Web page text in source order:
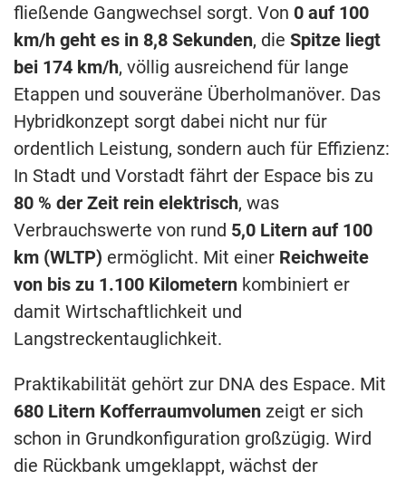
fließende Gangwechsel sorgt. Von 0 auf 100
km/h geht es in 8,8 Sekunden, die Spitze liegt
bei 174 km/h, völlig ausreichend für lange
Etappen und souveräne Überholmanöver. Das
Hybridkonzept sorgt dabei nicht nur für
ordentlich Leistung, sondern auch für Effizienz:
In Stadt und Vorstadt fährt der Espace bis zu
80 % der Zeit rein elektrisch, was
Verbrauchswerte von rund 5,0 Litern auf 100
km (WLTP) ermöglicht. Mit einer Reichweite
von bis zu 1.100 Kilometern kombiniert er
damit Wirtschaftlichkeit und
Langstreckentauglichkeit.
Praktikabilität gehört zur DNA des Espace. Mit
680 Litern Kofferraumvolumen zeigt er sich
schon in Grundkonfiguration großzügig. Wird
die Rückbank umgeklappt, wächst der